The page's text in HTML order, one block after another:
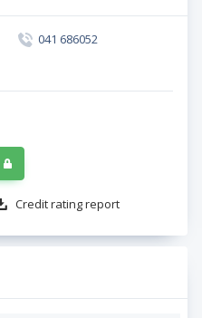
041 686052
Credit rating report